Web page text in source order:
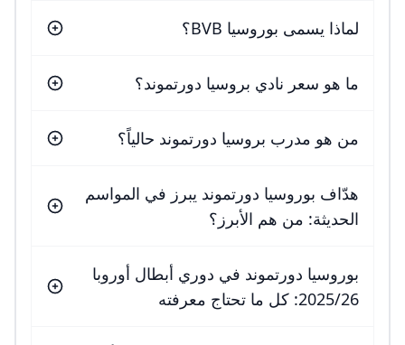
لماذا يسمى بوروسيا BVB؟
ما هو سعر نادي بروسيا دورتموند؟
من هو مدرب بروسيا دورتموند حالياً؟
هدّاف بوروسيا دورتموند يبرز في المواسم
الحديثة: من هم الأبرز؟
بوروسيا دورتموند في دوري أبطال أوروبا
2025/26: كل ما تحتاج معرفته